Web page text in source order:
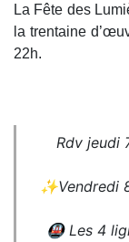
La Fête des
la trentaine
22h.
Rdv jeudi
✨Vendredi
🚇 Les 4